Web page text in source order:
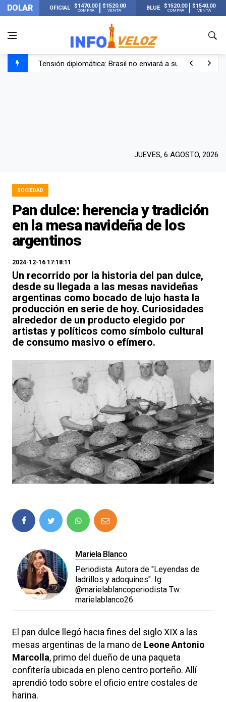
DOLAR OFICIAL $1470.00
COMPRA
$1520.00
VENTA BLUE $1520.00
COMPRA
$1540.00
VENTA
Tensión diplomática: Brasil no enviará a su embajador
JUEVES, 6 AGOSTO, 2026
SOCIEDAD
Pan dulce: herencia y tradición
en la mesa navideña de los
argentinos
2024-12-16 17:18:11
Un recorrido por la historia del pan dulce,
desde su llegada a las mesas navideñas
argentinas como bocado de lujo hasta la
producción en serie de hoy. Curiosidades
alrededor de un producto elegido por
artistas y políticos como símbolo cultural
de consumo masivo o efímero.
Mariela Blanco
Periodista. Autora de "Leyendas de
ladrillos y adoquines". Ig:
@marielablancoperiodista Tw:
marielablanco26
El pan dulce llegó hacia fines del siglo XIX a las
mesas argentinas de la mano de Leone Antonio
Marcolla, primo del dueño de una paqueta
confitería ubicada en pleno centro porteño. Allí
aprendió todo sobre el oficio entre costales de
harina.